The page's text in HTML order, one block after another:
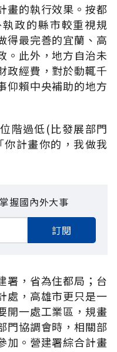
畫的執行效果。按都
政的縣市較重視規
得最完善的宜蘭、高
。此外，地方自治未
政經費，對於動輒千
仰賴中央補助的地方
階過低(比發展部門
計畫你的，我做我
握國內外大事
訂閱
署，省為住都局；台
處，高雄市更只是一
開一處工業區，規畫
門協調會時，相關部
加。營建署綜合計畫